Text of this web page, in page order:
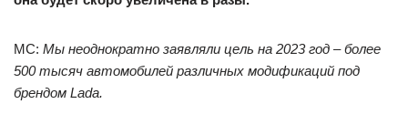
МС: Мы неоднократно заявляли цель на 2023 год – более
500 тысяч автомобилей различных модификаций под
брендом Lada.